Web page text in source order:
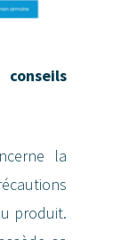
la
produit.